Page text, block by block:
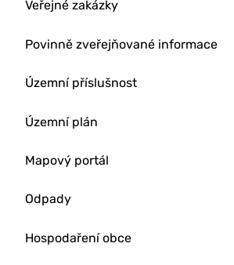
Veřejné zakázky
Povinně zveřejňované informace
Územní příslušnost
Územní plán
Mapový portál
Odpady
Hospodaření obce